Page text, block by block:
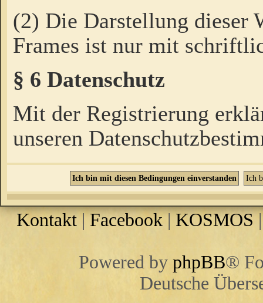
(2) Die Darstellung dieser
Frames ist nur mit
§ 6 Datenschutz
Mit der Registrierung
unseren
Kontakt |Facebook | KOSMOS
Powered by phpBB®
Deutsche